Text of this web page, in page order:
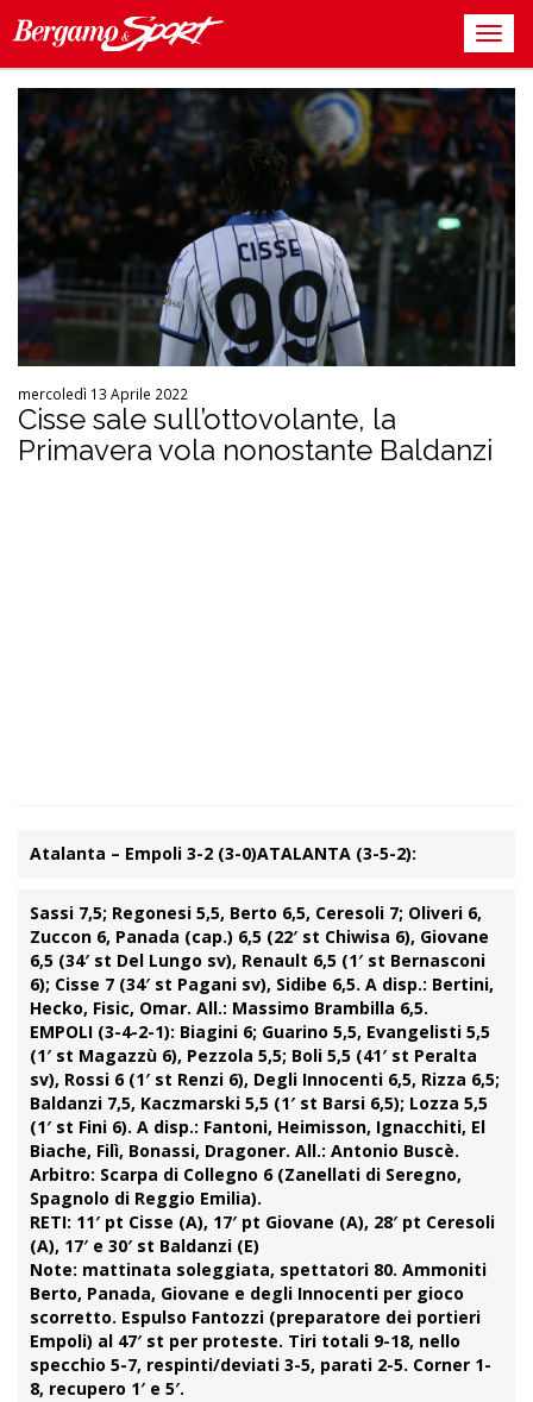
mercoledì 13 Aprile 2022
Cisse sale sull’ottovolante, la
Primavera vola nonostante Baldanzi
Atalanta – Empoli 3-2 (3-0)ATALANTA (3-5-2):
Sassi 7,5; Regonesi 5,5, Berto 6,5, Ceresoli 7; Oliveri 6,
Zuccon 6, Panada (cap.) 6,5 (22′ st Chiwisa 6), Giovane
6,5 (34′ st Del Lungo sv), Renault 6,5 (1′ st Bernasconi
6); Cisse 7 (34′ st Pagani sv), Sidibe 6,5. A disp.: Bertini,
Hecko, Fisic, Omar. All.: Massimo Brambilla 6,5.
EMPOLI (3-4-2-1): Biagini 6; Guarino 5,5, Evangelisti 5,5
(1′ st Magazzù 6), Pezzola 5,5; Boli 5,5 (41′ st Peralta
sv), Rossi 6 (1′ st Renzi 6), Degli Innocenti 6,5, Rizza 6,5;
Baldanzi 7,5, Kaczmarski 5,5 (1′ st Barsi 6,5); Lozza 5,5
(1′ st Fini 6). A disp.: Fantoni, Heimisson, Ignacchiti, El
Biache, Filì, Bonassi, Dragoner. All.: Antonio Buscè.
Arbitro: Scarpa di Collegno 6 (Zanellati di Seregno,
Spagnolo di Reggio Emilia).
RETI: 11′ pt Cisse (A), 17′ pt Giovane (A), 28′ pt Ceresoli
(A), 17′ e 30′ st Baldanzi (E)
Note: mattinata soleggiata, spettatori 80. Ammoniti
Berto, Panada, Giovane e degli Innocenti per gioco
scorretto. Espulso Fantozzi (preparatore dei portieri
Empoli) al 47′ st per proteste. Tiri totali 9-18, nello
specchio 5-7, respinti/deviati 3-5, parati 2-5. Corner 1-
8, recupero 1′ e 5′.